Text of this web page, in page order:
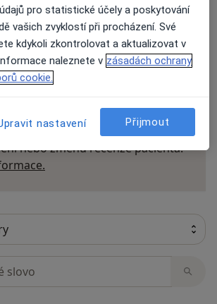
Přidejte svůj názor
pacientů jsou pro nás důležité.
nemají možnost zaplatit za
nebo změnu recenze pacienta.
pro statistické účely a poskytování
vašich zvyklostí při procházení. Své
kdykoli zkontrolovat a aktualizovat v
naleznete v zásadách ochrany
cookie.
nastavení Přijmout